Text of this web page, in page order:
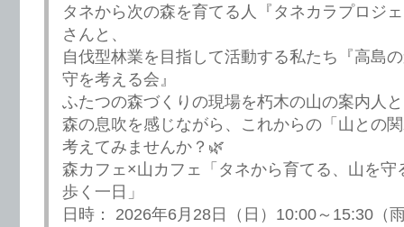
タネから次の森を育てる人『タネカラプロジ
さんと、
自伐型林業を目指して活動する私たち『高島
守を考える会』
ふたつの森づくりの現場を朽木の山の案内人
森の息吹を感じながら、これからの「山との
考えてみませんか？🌿
森カフェ×山カフェ「タネから育てる、山を守
歩く一日」
日時： 2026年6月28日（日）10:00～15:30（